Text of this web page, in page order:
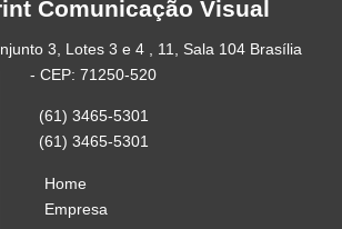
Comunicação Visual
3, Lotes 3 e 4 , 11, Sala 104 Brasília
- CEP: 71250-520
(61) 3465-5301
(61) 3465-5301
Home
Empresa